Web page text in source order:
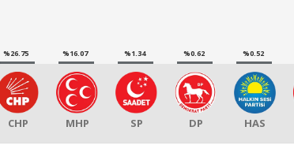
%26.75
CHP
%16.07
MHP
%1.34
SP
%0.62
DP
%0.52
HAS